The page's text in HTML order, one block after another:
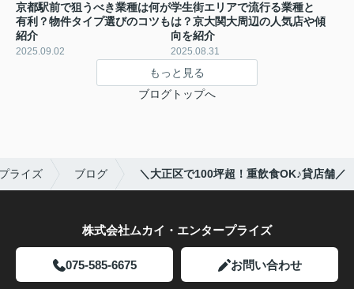
京都駅前で狙うべき業種は何が
有利？物件タイプ選びのコツも
紹介
2025.09.02
学生街エリアで流行る業種と
は？京大関大周辺の人気店や傾
向を紹介
2025.08.31
もっと見る
ブログトップへ
ライズ ブログ ＼大正区で100坪超！重飲食OK♪貸店舗／
株式会社ムカイ・エンタープライズ
075-585-6675 お問い合わせ